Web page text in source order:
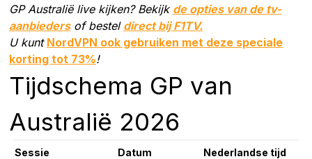
GP Australië live kijken? Bekijk de opties van de tv-
aanbiedersof bestel direct bij F1TV.
U kunt NordVPN ook gebruiken met deze speciale
korting tot 73%!
Tijdschema GP van
Australië 2026
Sessie Datum Nederlandse tijd